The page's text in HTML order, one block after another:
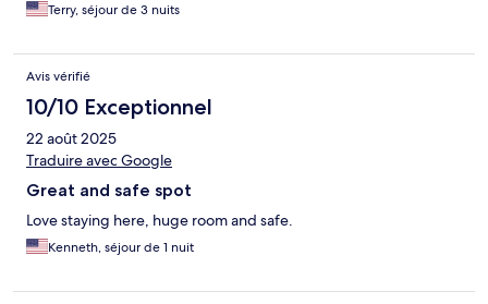
Terry, séjour de 3 nuits
Avis vérifié
10/10 Exceptionnel
22 août 2025
Traduire avec Google
Great and safe spot
Love staying here, huge room and safe.
Kenneth, séjour de 1 nuit